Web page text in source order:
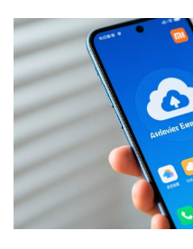
品
与
服
务
互
联
网
+